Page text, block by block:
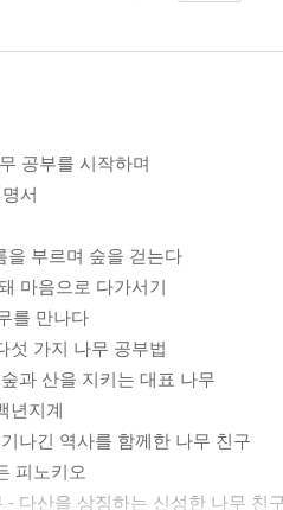
공부를 시작하며
서
을 부르며 숲을 걷는다
마음으로 다가서기
를 만나다
섯 가지 나무 공부법
과 산을 지키는 대표 나무
년지계
나긴 역사를 함께한 나무 친구
피노키오
- 다산을 상징하는 신성한 나무 친